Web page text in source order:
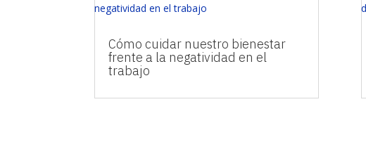
Cómo cuidar nuestro bienestar
frente a la negatividad en el
trabajo